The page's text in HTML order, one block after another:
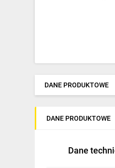
Ogrzewanie
Elektronarzędzia i mierniki
DANE PRODUKTOWE
DANE PRODUKTOWE
Dane